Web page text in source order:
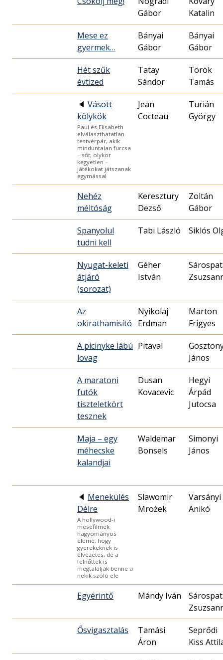
Gábor
Katalin
Mese ez
gyermek…
Bányai
Gábor
Bányai
Gábor
Hét szűk
évtized
Tatay
Sándor
Török
Tamás
🔈 Vásott
kölykök
Paul és Elisabeth
elválaszthatatlan
testvérpár, akik
minduntalan furcsa
– sőt, olykor
kegyetlen –
játékokat játszanak
egymással
Jean
Cocteau
Turián
György
Nehéz
méltóság
Keresztury
Dezső
Zoltán
Gábor
Spanyolul
tudni kell
Tabi László Siklós
Nyugat-keleti
átjáró
(sorozat)
Géher
István
Az
okirathamisító
Nyikolaj
Erdman
Marton
Frigyes
A picinyke lábú
lovag
Pitaval
János
A maratoni
futók
tiszteletkört
tesznek
Dusan
Kovacevic
Hegyi
Árpád
Jutocsa
Maja – egy
méhecske
kalandjai
Waldemar
Bonsels
Simonyi
János
🔈 Menekülés
Délre
A hollywood-i
mesefilmek
hagyományos
eleme, hogy
gyerekeknek is
élvezetes, de a
felnőttek is
megtalálják benne a
nekik szóló ele
Slawomir
Mrożek
Varsányi
Anikó
Egyérintő Mándy Iván
Ősvigasztalás
Tamási
Áron
Seprődi
Kiss